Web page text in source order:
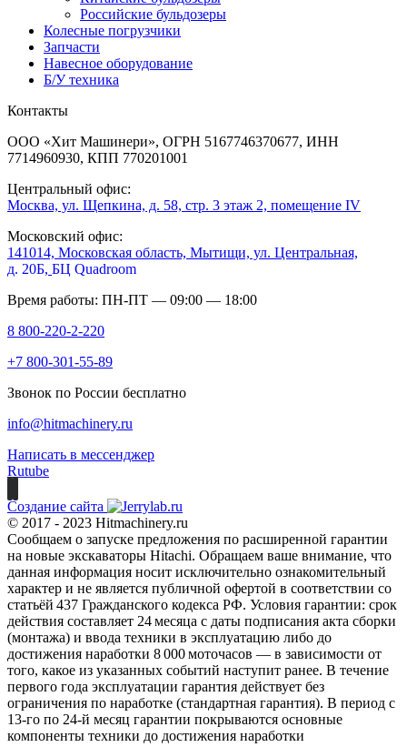
Российские бульдозеры
Колесные погрузчики
Запчасти
Навесное оборудование
Б/У техника
Контакты
ООО «Хит Машинери», ОГРН 5167746370677, ИНН
7714960930, КПП 770201001
Центральный офис:
Москва, ул. Щепкина, д. 58, стр. 3 этаж 2, помещение IV
Московский офис:
141014, Московская область, Мытищи, ул. Центральная,
д. 20Б, БЦ Quadroom
Время работы: ПН-ПТ — 09:00 — 18:00
8 800-220-2-220
+7 800-301-55-89
Звонок по России бесплатно
info@hitmachinery.ru
Написать в мессенджер
Rutube
Создание сайта
© 2017 - 2023 Hitmachinery.ru
Сообщаем о запуске предложения по расширенной гарантии
на новые экскаваторы Hitachi. Обращаем ваше внимание, что
данная информация носит исключительно ознакомительный
характер и не является публичной офертой в соответствии со
статьёй 437 Гражданского кодекса РФ. Условия гарантии: срок
действия составляет 24 месяца с даты подписания акта сборки
(монтажа) и ввода техники в эксплуатацию либо до
достижения наработки 8 000 моточасов — в зависимости от
того, какое из указанных событий наступит ранее. В течение
первого года эксплуатации гарантия действует без
ограничения по наработке (стандартная гарантия). В период с
13‑го по 24‑й месяц гарантии покрываются основные
компоненты техники до достижения наработки